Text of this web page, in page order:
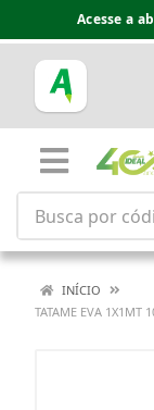
Acesse a
INÍCIO
TATAME EVA 1X1MT